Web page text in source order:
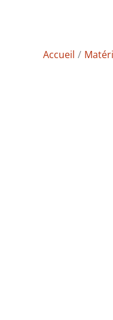
Accueil